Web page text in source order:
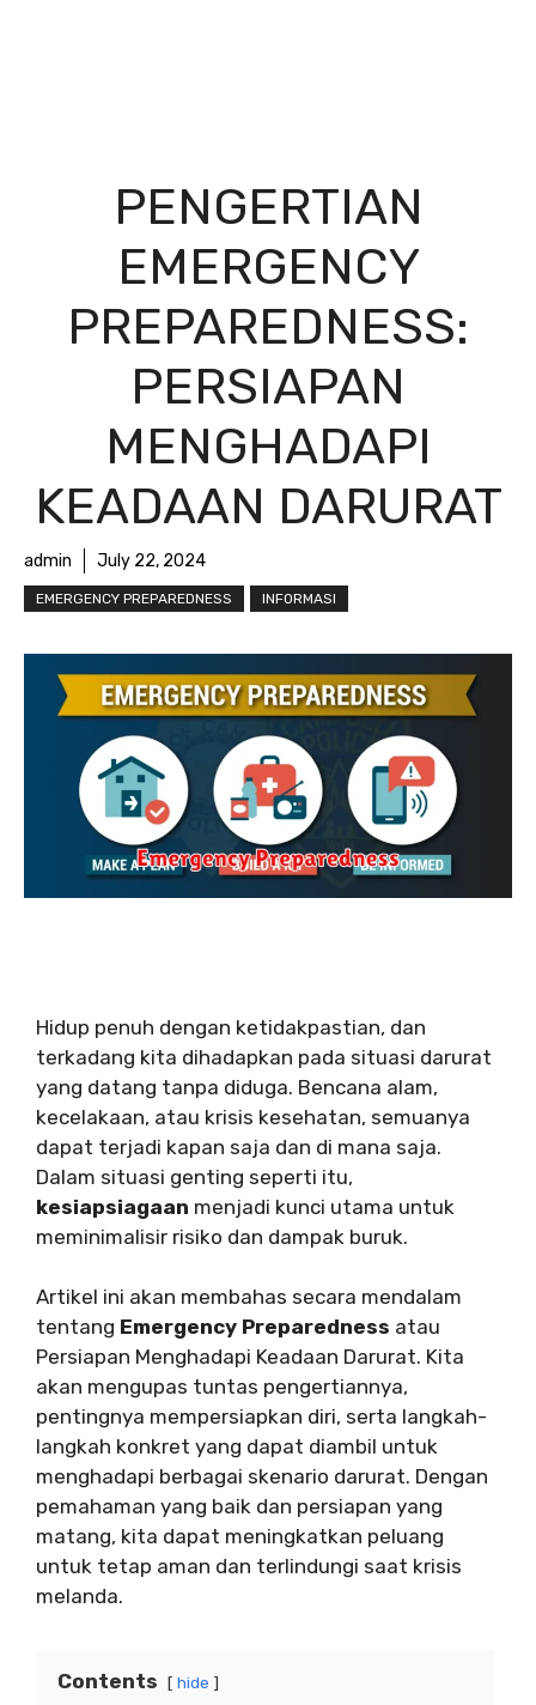
PENGERTIAN
EMERGENCY
PREPAREDNESS:
PERSIAPAN
MENGHADAPI
KEADAAN DARURAT
admin July 22, 2024
EMERGENCY PREPAREDNESS INFORMASI
Hidup penuh dengan ketidakpastian, dan
terkadang kita dihadapkan pada situasi darurat
yang datang tanpa diduga. Bencana alam,
kecelakaan, atau krisis kesehatan, semuanya
dapat terjadi kapan saja dan di mana saja.
Dalam situasi genting seperti itu,
kesiapsiagaan menjadi kunci utama untuk
meminimalisir risiko dan dampak buruk.
Artikel ini akan membahas secara mendalam
tentang Emergency Preparedness atau
Persiapan Menghadapi Keadaan Darurat. Kita
akan mengupas tuntas pengertiannya,
pentingnya mempersiapkan diri, serta langkah-
langkah konkret yang dapat diambil untuk
menghadapi berbagai skenario darurat. Dengan
pemahaman yang baik dan persiapan yang
matang, kita dapat meningkatkan peluang
untuk tetap aman dan terlindungi saat krisis
melanda.
Contents hide